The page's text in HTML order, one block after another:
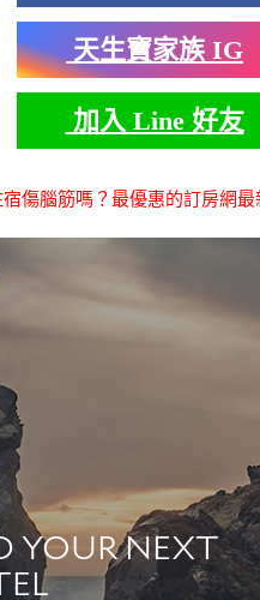
天生寶家族 IG
加入 Line 好友
傷腦筋嗎？最優惠的訂房網最